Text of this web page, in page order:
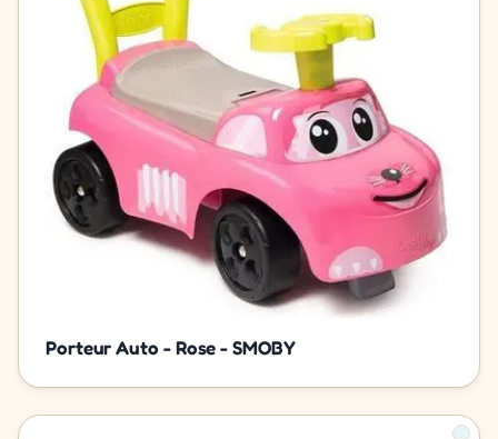
Porteur Auto - Rose - SMOBY